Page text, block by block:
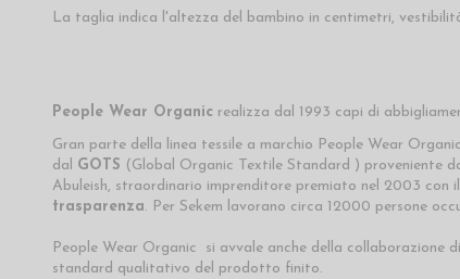
La taglia indica l'altezza del bambino in centimetri,
People Wear Organic realizza dal 1993 capi di
Gran parte della linea tessile a marchio People Wear
dal GOTS (Global Organic Textile Standard ) proveniente
Abuleish, straordinario imprenditore premiato nel 2003
trasparenza. Per Sekem lavorano circa 12000 persone
People Wear Organic si avvale anche della collaborazione
standard qualitativo del prodotto finito.